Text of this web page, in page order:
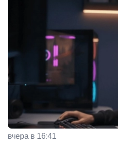
вчера в 16:41